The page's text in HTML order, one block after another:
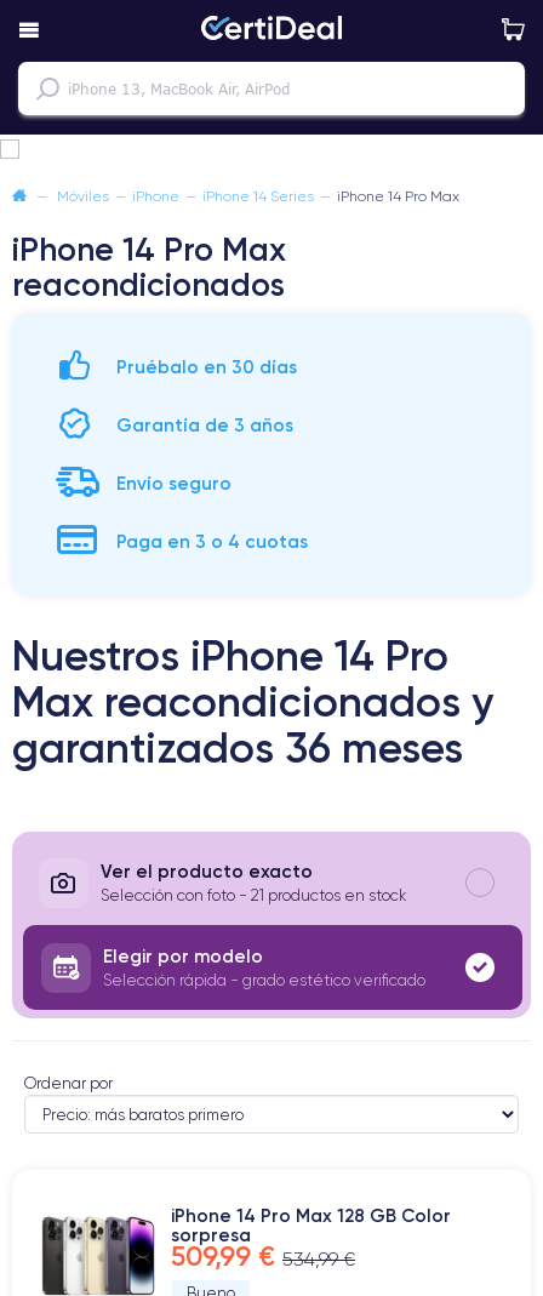
— Móviles — iPhone — iPhone 14 Series — iPhone 14 Pro Max
iPhone 14 Pro Max
reacondicionados
Pruébalo en 30 días
Garantía de 3 años
Envío seguro
Paga en 3 o 4 cuotas
Nuestros iPhone 14 Pro
Max reacondicionados y
garantizados 36 meses
Ver el producto exacto
Selección con foto - 21 productos en stock
Elegir por modelo
Selección rápida - grado estético verificado
Ordenar por
iPhone 14 Pro Max 128 GB Color
sorpresa
509,99 € 534,99 €